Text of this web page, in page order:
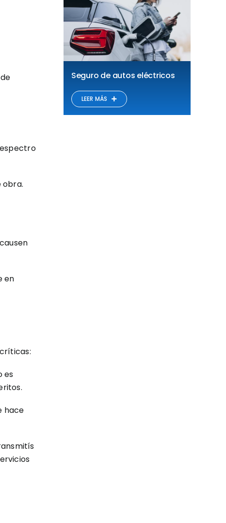
obra.
en
es
hace
Seguro de autos eléctricos
LEER MÁS